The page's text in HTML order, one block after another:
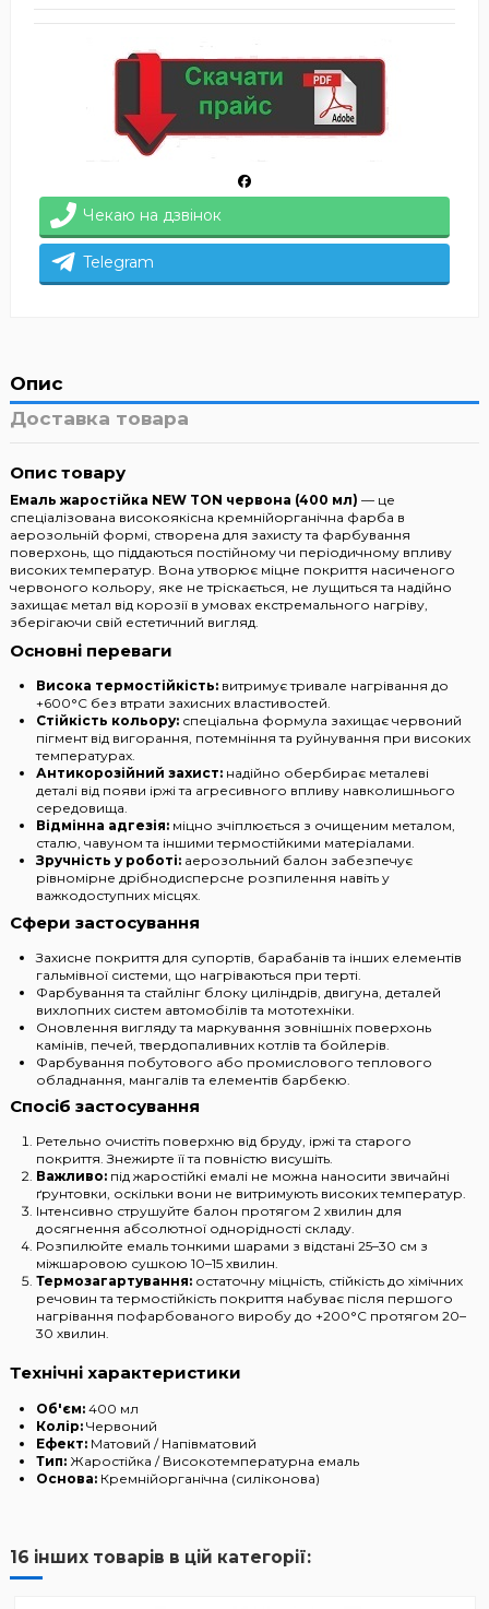
Чекаю на дзвінок
Telegram
Опис
Доставка товара
Опис товару
Емаль жаростійка NEW TON червона (400 мл) — це
спеціалізована високоякісна кремнійорганічна фарба в
аерозольній формі, створена для захисту та фарбування
поверхонь, що піддаються постійному чи періодичному впливу
високих температур. Вона утворює міцне покриття насиченого
червоного кольору, яке не тріскається, не лущиться та надійно
захищає метал від корозії в умовах екстремального нагріву,
зберігаючи свій естетичний вигляд.
Основні переваги
Висока термостійкість: витримує тривале нагрівання до
+600°C без втрати захисних властивостей.
Стійкість кольору: спеціальна формула захищає червоний
пігмент від вигорання, потемніння та руйнування при високих
температурах.
Антикорозійний захист: надійно обербирає металеві
деталі від появи іржі та агресивного впливу навколишнього
середовища.
Відмінна адгезія: міцно зчіплюється з очищеним металом,
сталю, чавуном та іншими термостійкими матеріалами.
Зручність у роботі: аерозольний балон забезпечує
рівномірне дрібнодисперсне розпилення навіть у
важкодоступних місцях.
Сфери застосування
Захисне покриття для супортів, барабанів та інших елементів
гальмівної системи, що нагріваються при терті.
Фарбування та стайлінг блоку циліндрів, двигуна, деталей
вихлопних систем автомобілів та мототехніки.
Оновлення вигляду та маркування зовнішніх поверхонь
камінів, печей, твердопаливних котлів та бойлерів.
Фарбування побутового або промислового теплового
обладнання, мангалів та елементів барбекю.
Спосіб застосування
Ретельно очистіть поверхню від бруду, іржі та старого
покриття. Знежирте її та повністю висушіть.
Важливо: під жаростійкі емалі не можна наносити звичайні
ґрунтовки, оскільки вони не витримують високих температур.
Інтенсивно струшуйте балон протягом 2 хвилин для
досягнення абсолютної однорідності складу.
Розпилюйте емаль тонкими шарами з відстані 25–30 см з
міжшаровою сушкою 10–15 хвилин.
Термозагартування: остаточну міцність, стійкість до хімічних
речовин та термостійкість покриття набуває після першого
нагрівання пофарбованого виробу до +200°C протягом 20–
30 хвилин.
Технічні характеристики
Об'єм: 400 мл
Колір: Червоний
Ефект: Матовий / Напівматовий
Тип: Жаростійка / Високотемпературна емаль
Основа: Кремнійорганічна (силіконова)
16 інших товарів в цій категорії: